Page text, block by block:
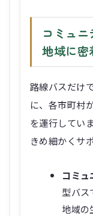
コミュニ
地域に密
路線バスだけ
に、各市町村
を運行してい
きめ細かくサ
コミュ
型バス
地域の